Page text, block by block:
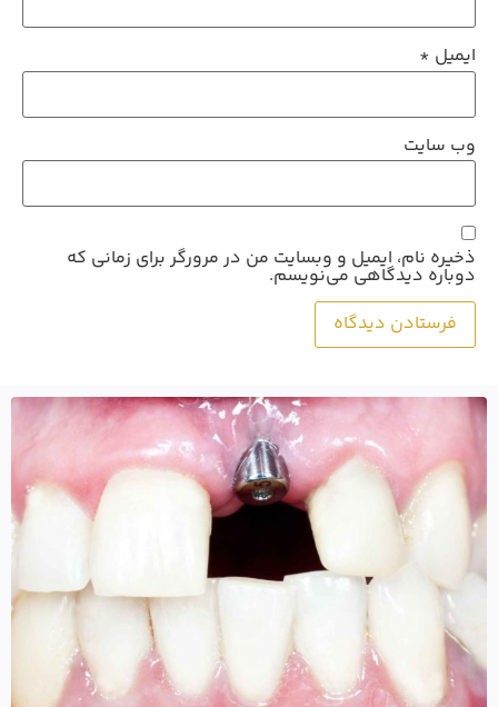
ایمیل *
وب‌ سایت
ذخیره نام، ایمیل و وبسایت من در مرورگر برای زمانی که
دوباره دیدگاهی می‌نویسم.